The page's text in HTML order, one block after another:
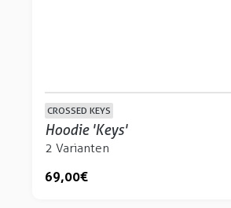
CROSSED KEYS
Hoodie 'Keys'
2 Varianten
69,00 €